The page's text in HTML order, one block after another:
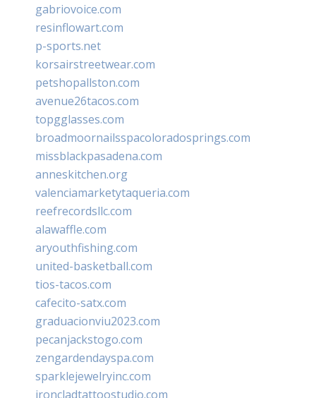
gabriovoice.com
resinflowart.com
p-sports.net
korsairstreetwear.com
petshopallston.com
avenue26tacos.com
topgglasses.com
broadmoornailsspacoloradosprings.com
missblackpasadena.com
anneskitchen.org
valenciamarketytaqueria.com
reefrecordsllc.com
alawaffle.com
aryouthfishing.com
united-basketball.com
tios-tacos.com
cafecito-satx.com
graduacionviu2023.com
pecanjackstogo.com
zengardendayspa.com
sparklejewelryinc.com
ironcladtattoostudio.com